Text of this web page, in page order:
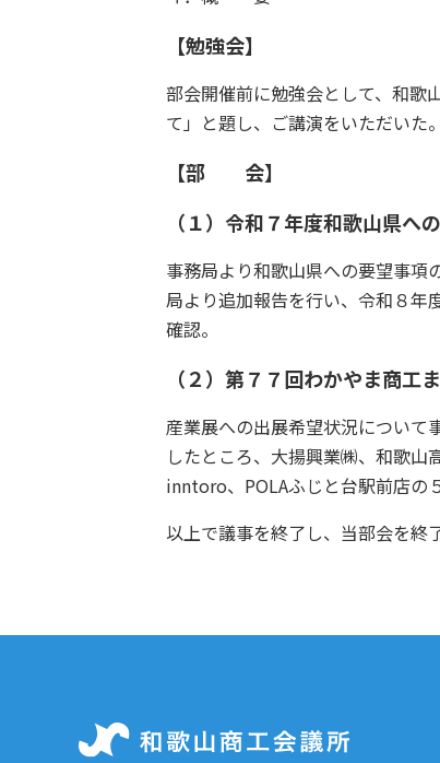
【勉強会】
部会開催前に勉強会として、和
て」と題し、ご講演をいただいた。
【部 会】
（１）令和７年度和歌山県へ
事務局より和歌山県への要望事項
局より追加報告を行い、令和８年
確認。
（２）第７７回わかやま商工
産業展への出展希望状況について
したところ、大揚興業㈱、和歌
inntoro、POLAふじと台駅前店の
以上で議事を終了し、当部会を終